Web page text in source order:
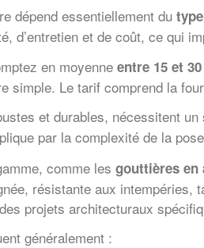
dépend essentiellement du
d’entretien et de coût, ce qui
en moyenne entre 15 et
simple. Le tarif comprend la
et durables, nécessitent
par la complexité de la
comme les gouttières en
résistante aux
projets architecturaux
généralement :